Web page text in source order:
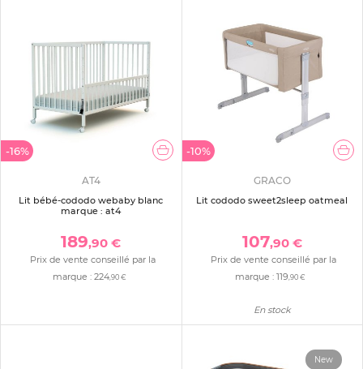
-16%
AT4
Lit bébé-cododo webaby blanc
marque : at4
189,90 €
Prix de vente conseillé par la
marque : 224,90 €
-10%
GRACO
Lit cododo sweet2sleep oatmeal
107,90 €
Prix de vente conseillé par la
marque :119 ,90 €
En stock
New